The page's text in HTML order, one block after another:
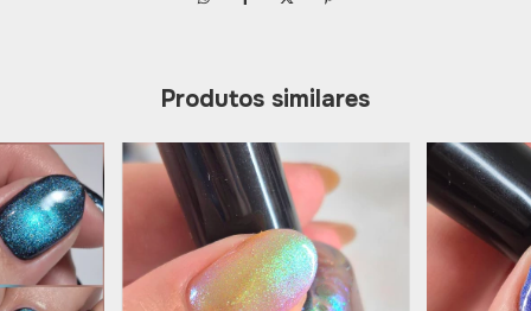
Produtos similares